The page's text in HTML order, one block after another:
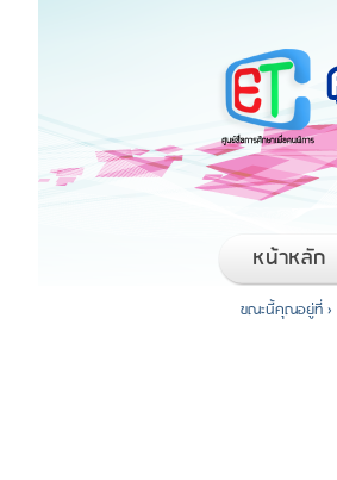
หน้าหลัก
ขณะนี้คุณอยู่ที่ ›